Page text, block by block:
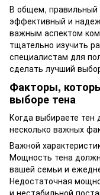
В общем, правильный
эффективный и
важным аспектом
тщательно изучить
специалистам для
сделать лучший
Факторы,
выборе тена
Когда выбираете тен
несколько важных
Важной
Мощность тена
вашей семьи и
Недостаточная
и нестабильной